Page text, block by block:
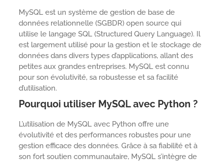
MySQL est un système de gestion de base de
données relationnelle (SGBDR) open source qui
utilise le langage SQL (Structured Query Language). Il
est largement utilisé pour la gestion et le stockage de
données dans divers types d’applications, allant des
petites aux grandes entreprises. MySQL est connu
pour son évolutivité, sa robustesse et sa facilité
d’utilisation.
Pourquoi utiliser MySQL avec Python ?
L’utilisation de MySQL avec Python offre une
évolutivité et des performances robustes pour une
gestion efficace des données. Grâce à sa fiabilité et à
son fort soutien communautaire, MySQL s’intègre de